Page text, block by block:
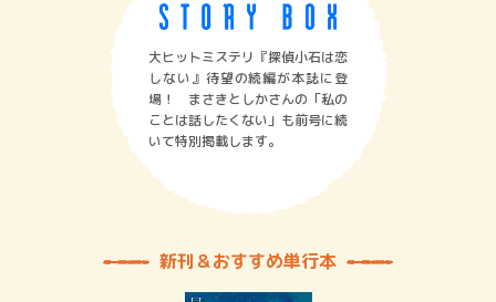
大ヒットミステリ『探偵小石は恋
しない』待望の続編が本誌に登
場！ まさきとしかさんの「私の
ことは話したくない」も前号に続
いて特別掲載します。
新刊＆おすすめ単行本